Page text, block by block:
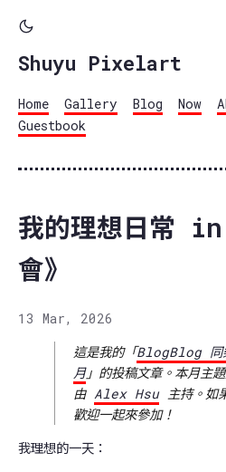
Shuyu Pixelart
Home Gallery Blog Now
Guestbook
我的理想日常
會》
13 Mar, 2026
這是我的「BlogBlog
月」的投稿文章。本月主
由 Alex Hsu主持。如
歡迎一起來參加！
我理想的一天：